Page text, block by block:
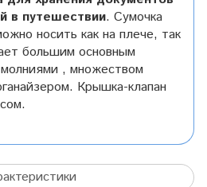
в путешествии. Сумочка
носить как на плече, так
большим основным
, множеством
Крышка-клапан